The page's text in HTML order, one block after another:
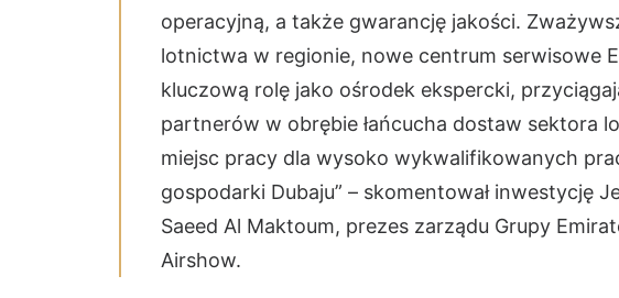
operacyjną, a także gwarancję jakości.
lotnictwa w regionie, nowe centrum serwisowe
kluczową rolę jako ośrodek ekspercki,
partnerów w obrębie łańcucha dostaw sektora
miejsc pracy dla wysoko wykwalifikowanych
gospodarki Dubaju” – skomentował inwestycję
Saeed Al Maktoum, prezes zarządu Grupy
Airshow.